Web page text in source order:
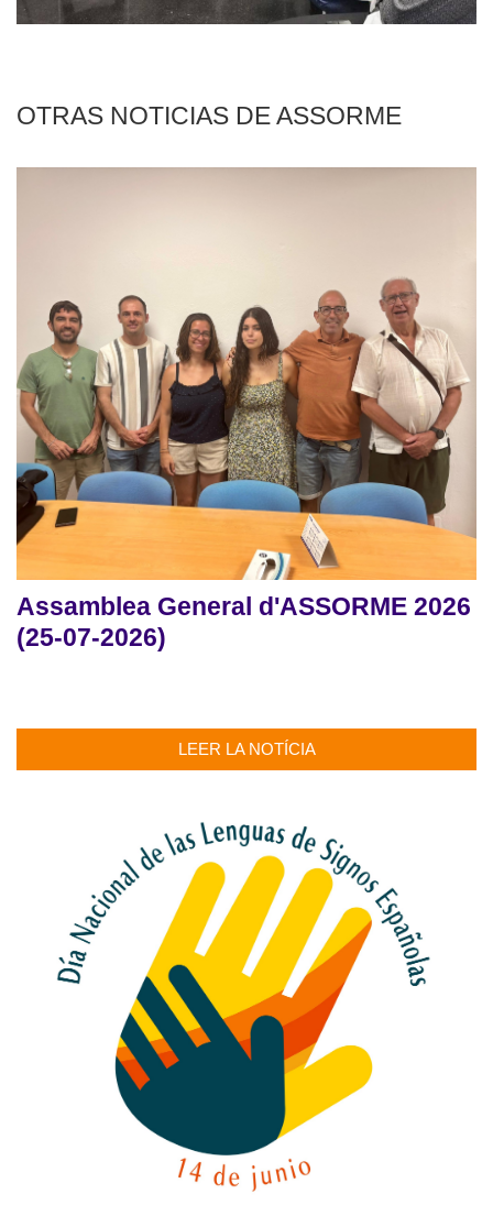
OTRAS NOTICIAS DE ASSORME
Assamblea General d'ASSORME 2026
(25-07-2026)
LEER LA NOTÍCIA